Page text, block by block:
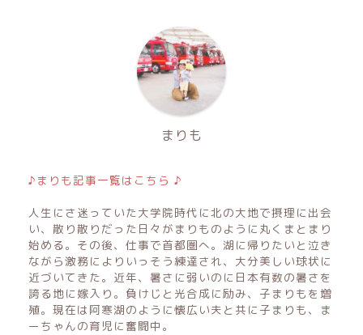
まりも
♪まりも記事一覧はこちら ♪
人生にさ迷っていた大学院時代に北の大地で摂理に出会
い、散り散りだった日々がまりものように丸くまとまり
始める。その後、仕事で首都圏へ。湖に帰りたいと泣き
ながら激務によりいっそう練達され、大分美しい球状に
近づいてきた。近年、暑さに弱いのに日本有数の暑さを
誇る地に嫁入り。負けじと光合成に励み、子まりもを増
殖。現在は阿寒湖のように懐広い夫と共に子まりも、ま
ーちゃんの育児に奮闘中。